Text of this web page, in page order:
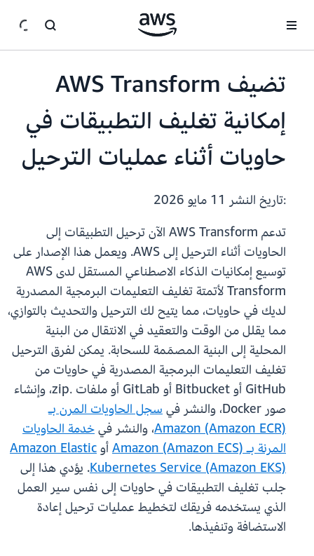
تضيف AWS Transform
إمكانية تغليف التطبيقات في
حاويات أثناء عمليات الترحيل
:تاريخ النشر
تدعم AWS Transform الآن ترحيل التطبيقات إلى
الحاويات أثناء الترحيل إلى AWS. ويعمل هذا الإصدار على
توسيع إمكانيات الذكاء الاصطناعي المستقل لدى AWS
Transform لأتمتة تغليف التعليمات البرمجية المصدرية
لديك في حاويات، مما يتيح لك الترحيل والتحديث بالتوازي،
مما يقلل من الوقت والتعقيد في الانتقال من البنية
المحلية إلى البنية المصمَمة للسحابة. يمكن لفرق الترحيل
تغليف التعليمات البرمجية المصدرية في حاويات من
GitHub أو Bitbucket أو GitLab أو ملفات .zip، وإنشاء
صور Docker، والنشر في
سجل الحاويات المرن بـ
Amazon (Amazon ECR)، والنشر فيخدمة الحاويات
المرنة بـ Amazon (Amazon ECS)
أو Amazon Elastic
Kubernetes Service (Amazon EKS). يؤدي هذا إلى
جلب تغليف التطبيقات في حاويات إلى نفس سير العمل
الذي يستخدمه فريقك لتخطيط عمليات ترحيل إعادة
الاستضافة وتنفيذها.